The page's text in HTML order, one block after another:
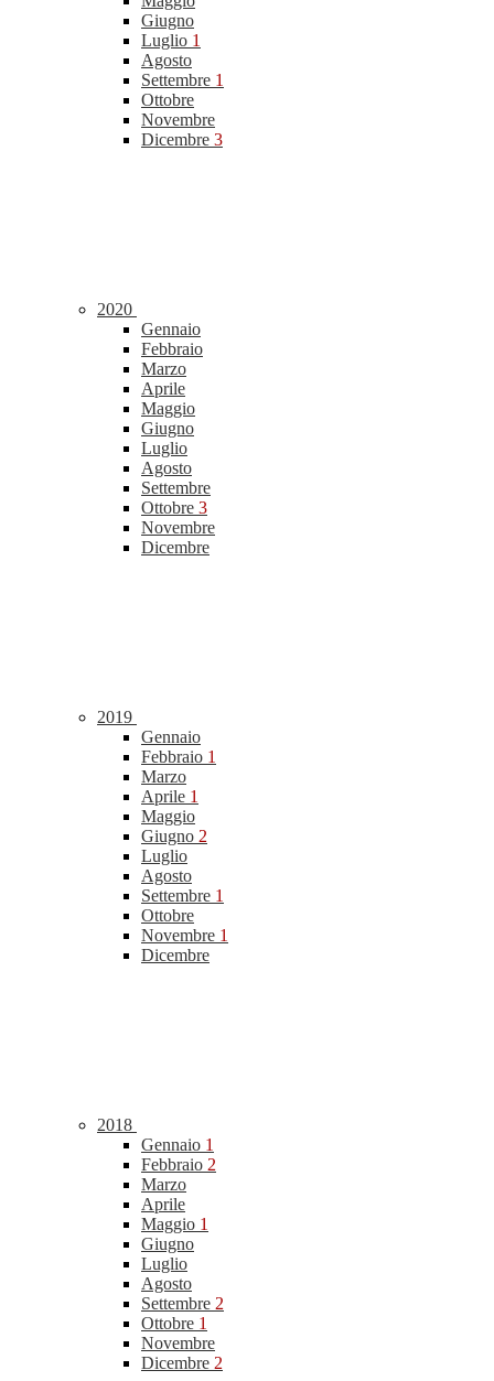
Giugno
Luglio 1
Agosto
Settembre 1
Ottobre
Novembre
Dicembre 3
2020
Gennaio
Febbraio
Marzo
Aprile
Maggio
Giugno
Luglio
Agosto
Settembre
Ottobre 3
Novembre
Dicembre
2019
Gennaio
Febbraio 1
Marzo
Aprile 1
Maggio
Giugno 2
Luglio
Agosto
Settembre 1
Ottobre
Novembre 1
Dicembre
2018
Gennaio 1
Febbraio 2
Marzo
Aprile
Maggio 1
Giugno
Luglio
Agosto
Settembre 2
Ottobre 1
Novembre
Dicembre 2